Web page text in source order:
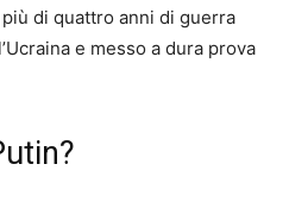
di quattro anni di guerra
e messo a dura prova